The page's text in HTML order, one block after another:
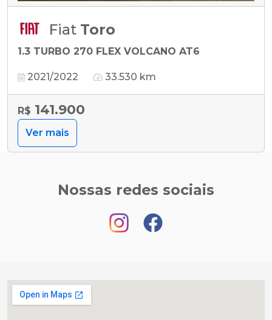
Fiat Toro
1.3 TURBO 270 FLEX VOLCANO AT6
2021/2022 33.530 km
R$ 141.900
Ver mais
Nossas redes sociais